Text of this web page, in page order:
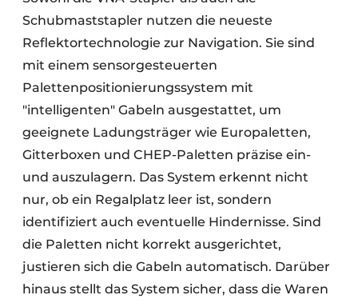
Schubmaststapler nutzen die neueste
Reflektortechnologie zur Navigation. Sie sind
mit einem sensorgesteuerten
Palettenpositionierungssystem mit
"intelligenten" Gabeln ausgestattet, um
geeignete Ladungsträger wie Europaletten,
Gitterboxen und CHEP-Paletten präzise ein-
und auszulagern. Das System erkennt nicht
nur, ob ein Regalplatz leer ist, sondern
identifiziert auch eventuelle Hindernisse. Sind
die Paletten nicht korrekt ausgerichtet,
justieren sich die Gabeln automatisch. Darüber
hinaus stellt das System sicher, dass die Waren